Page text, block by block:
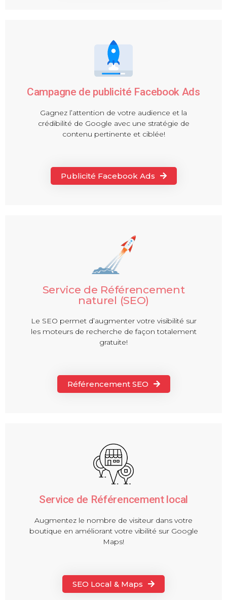
Campagne de publicité Facebook Ads
Gagnez l’attention de votre audience et la
crédibilité de Google avec une stratégie de
contenu pertinente et ciblée!
Publicité Facebook Ads
Service de Référencement
naturel (SEO)
Le SEO permet d’augmenter votre visibilité sur
les moteurs de recherche de façon totalement
gratuite!
Référencement SEO
Service de Référencement local
Augmentez le nombre de visiteur dans votre
boutique en améliorant votre vibilité sur Google
Maps!
SEO Local & Maps